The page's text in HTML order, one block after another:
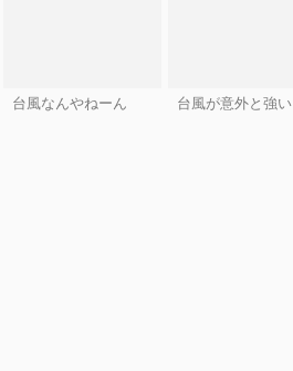
台風なんやねーん 台風が意外と強い